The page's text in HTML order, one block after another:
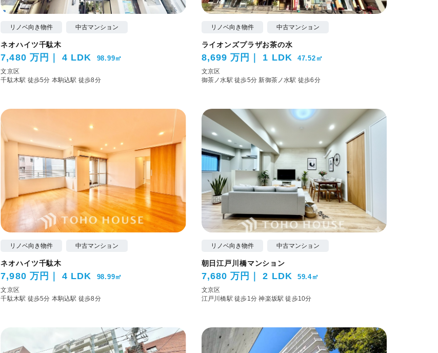
リノベ向き物件 中古マンション
ネオハイツ千駄木
7,480 万円 4 LDK 98.99㎡
文京区
千駄木駅 徒歩5分 本駒込駅 徒歩8分
リノベ向き物件 中古マンション
ライオンズプラザお茶の水
8,699 万円 1 LDK 47.52㎡
文京区
御茶ノ水駅 徒歩5分 新御茶ノ水駅 徒歩6分
リノベ向き物件 中古マンション
ネオハイツ千駄木
7,980 万円 4 LDK 98.99㎡
文京区
千駄木駅 徒歩5分 本駒込駅 徒歩8分
リノベ向き物件 中古マンション
朝日江戸川橋マンション
7,680 万円 2 LDK 59.4㎡
文京区
江戸川橋駅 徒歩1分神楽坂駅 徒歩10分